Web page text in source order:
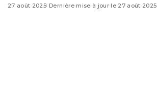
27 août 2025 Dernière mise à jour le 27 août 2025